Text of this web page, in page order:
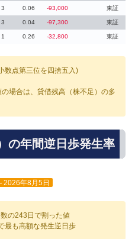
3 0.06 -93,000 東証
3 0.04 -97,300 東証
1 0.26 -32,800 東証
数点第三位を四捨五入)
場合は、貸借残高（株不足）の多
の年間逆日歩発生率
2026年8月5日
の243日で割った値
最も高額な発生逆日歩